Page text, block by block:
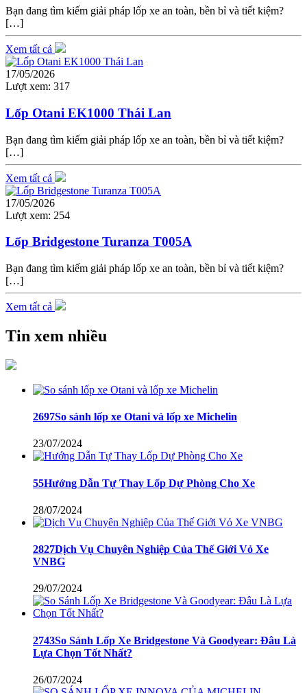
Bạn đang tìm kiếm giải pháp lốp xe an toàn, bền bỉ và tiết kiệm?
[…]
Xem tất cả
17/05/2026
Lượt xem: 317
Lốp Otani EK1000 Thái Lan
Bạn đang tìm kiếm giải pháp lốp xe an toàn, bền bỉ và tiết kiệm?
[…]
Xem tất cả
17/05/2026
Lượt xem: 254
Lốp Bridgestone Turanza T005A
Bạn đang tìm kiếm giải pháp lốp xe an toàn, bền bỉ và tiết kiệm?
[…]
Xem tất cả
Tin xem nhiều
2697So sánh lốp xe Otani và lốp xe Michelin
23/07/2024
55Hướng Dẫn Tự Thay Lốp Dự Phòng Cho Xe
28/07/2024
2827Dịch Vụ Chuyên Nghiệp Của Thế Giới Vỏ Xe
VNBG
29/07/2024
2743So Sánh Lốp Xe Bridgestone Và Goodyear: Đâu Là
Lựa Chọn Tốt Nhất?
26/07/2024